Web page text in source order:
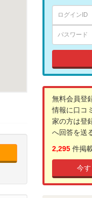
無料会員登
情報に口コ
家の方は登
へ回答を送
2,295件掲
今